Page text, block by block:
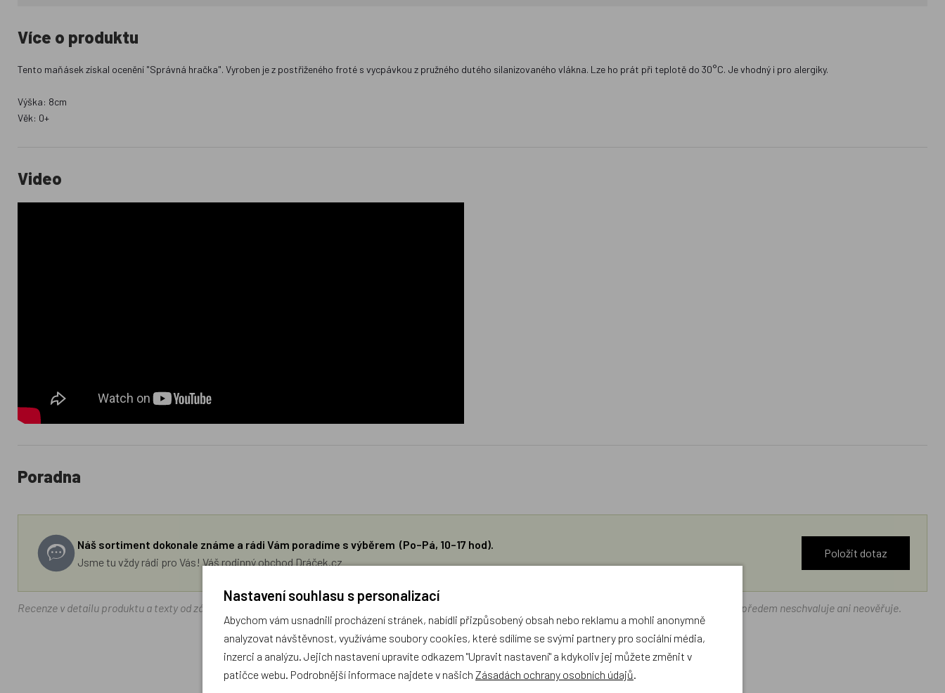
Více o produktu
Tento maňásek získal ocenění "Správná hračka". Vyroben je z postřiženého froté s vycpávkou z pružného dutého silanizovaného vlákna. Lze ho prát při teplotě do 30°C. Je vhodný i pro alergiky.
Výška: 8cm
Věk: 0+
Video
Poradna
Náš sortiment dokonale známe a rádi Vám poradíme s výběrem (Po–Pá, 10–17 hod).
Jsme tu vždy rádi pro Vás! Váš rodinný obchod Dráček.cz
Položit dotaz
Recenze v detailu produktu a texty od zákazníků v poradně odrážejí výhradně názory a stanoviska zákazníků. Provozovatel e-shopu Dráček.cz texty zákazníků předem neschvaluje ani neověřuje.
Zatím zde nejsou žádné dotazy. Buďte první, kdo se zeptá!
Nastavení souhlasu s personalizací
Abychom vám usnadnili procházení stránek, nabídli přizpůsobený obsah nebo reklamu a mohli anonymně
analyzovat návštěvnost, využíváme soubory cookies, které sdílíme se svými partnery pro sociální média,
inzerci a analýzu. Jejich nastavení upravíte odkazem "Upravit nastavení" a kdykoliv jej můžete změnit v
patičce webu. Podrobnější informace najdete v našich Zásadách ochrany osobních údajů